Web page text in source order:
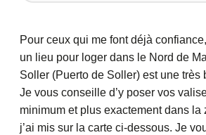
Pour ceux qui me font déjà
un lieu pour loger dans le Nord de
Soller (Puerto de Soller) est une très
Je vous conseille d’y poser vos
minimum et plus exactement dans la
j’ai mis sur la carte ci-dessous. Je